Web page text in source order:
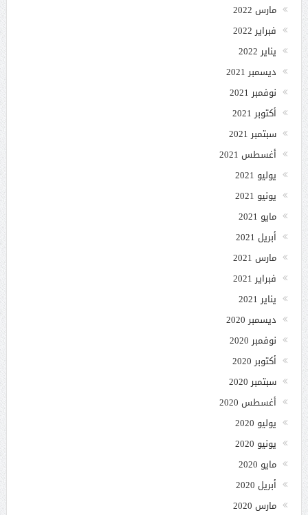
مارس 2022
فبراير 2022
يناير 2022
ديسمبر 2021
نوفمبر 2021
أكتوبر 2021
سبتمبر 2021
أغسطس 2021
يوليو 2021
يونيو 2021
مايو 2021
أبريل 2021
مارس 2021
فبراير 2021
يناير 2021
ديسمبر 2020
نوفمبر 2020
أكتوبر 2020
سبتمبر 2020
أغسطس 2020
يوليو 2020
يونيو 2020
مايو 2020
أبريل 2020
مارس 2020